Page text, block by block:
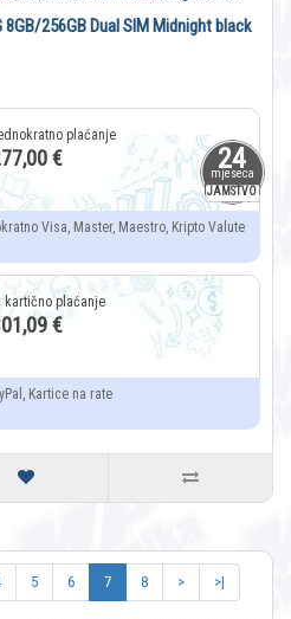
24
mjeseca
JAMSTVO
256GB Dual SIM Midnight black
€
Visa, Master, Maestro, Kripto Valute
€
Kartice na rate
5 6 7 8 > >|